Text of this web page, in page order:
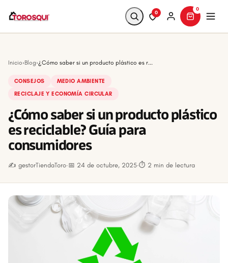
0
0
Inicio›Blog›¿Cómo saber si un producto plástico es r...
CONSEJOS
MEDIO AMBIENTE
RECICLAJE Y ECONOMÍA CIRCULAR
¿Cómo saber si un producto plástico
es reciclable? Guía para
consumidores
✍️ gestorTiendaToro·📅 24 de octubre, 2025·⏱ 2 min de lectura